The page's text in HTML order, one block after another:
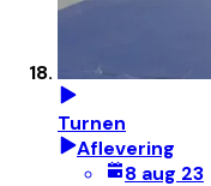
Turnen
Aflevering
8 aug 23